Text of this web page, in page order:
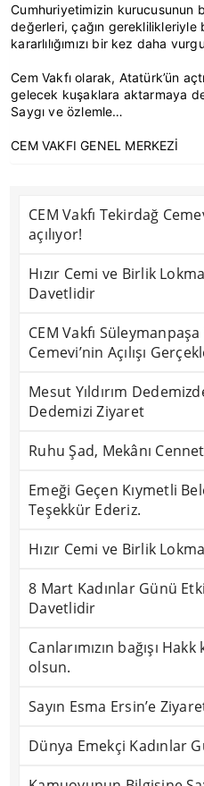
Cumhuriyetimizin kurucusunun
değerleri, çağın gereklilikleriyle
kararlılığımızı bir kez daha
Cem Vakfı olarak, Atatürk’ün
gelecek kuşaklara aktarmaya
Saygı ve özlemle…
CEM VAKFI GENEL MERKEZİ
CEM Vakfı Tekirdağ
açılıyor!
Hızır Cemi ve Birlik
Davetlidir
CEM Vakfı
Cemevi’nin Açılışı
Mesut Yıldırım
Dedemizi Ziyaret
Ruhu Şad, Mekânı
Emeği Geçen Kıymetli
Teşekkür Ederiz.
Hızır Cemi ve Birlik
8 Mart Kadınlar Günü
Davetlidir
Canlarımızın bağışı
olsun.
Sayın Esma Ersin’e
Dünya Emekçi Kadınlar